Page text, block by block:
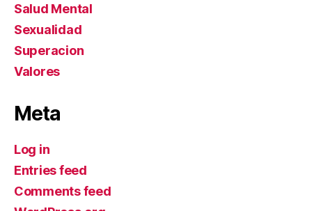
Salud Mental
Sexualidad
Superacion
Valores
Meta
Log in
Entries feed
Comments feed